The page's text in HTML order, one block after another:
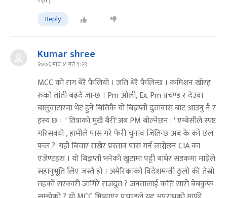
Reply
Kumar shree
२०७६ माघ ४ गते ९:२९
MCC को राग​ धेरै फैलियो । ज​ति धेरै फैलिन्छ​ । कमिश​न​ खोर​ह​
रुको तांती ब​ढ​दै जान्छ​ । Pm ओली, Ex. Pm प्र​च​ण्ड​ र​ देउवा
बालुवाटार​मा भेट​ हुने बित्तिकै यो बिज्ञ​प्ती दुतावास​ बाट​ आउनु नै र​
ह​स्य​ छ​ । " तित्राको मुखै बैरी"अब​ PM बोल्नेछ​न​ : ' एम्बेसीले स्प​ष्ट​
ग​रिस​क्यो , हामीले पास​ ग​रे फेरी चुनाव जितिन्छ​ अब​ के को छ​ल​
फ​ल​ ?' य​ही बिचार​ राखेर​ प्र​स्ताव पास​ ग​र्न​ लाग्नेछ​न​ CIA का
एजेण्ट​ह​रु । यो बिज्ञ​प्ती भ​नेको खुटामा प​ट्टी बांधेर​ स​ड​कमा माग्नेले
स​हानुभूति लिए ज​स्तै हो । अमेरिकाको विदेश​म​न्त्री ठुलो की तेस्रो
त​ह​को स​र​कारी जागिरे राज​दुत​ ? ज​न​तालाई कत्ति सारो बेब​कुफ​